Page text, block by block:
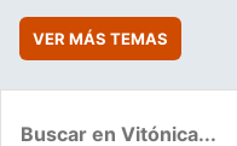
VER MÁS TEMAS